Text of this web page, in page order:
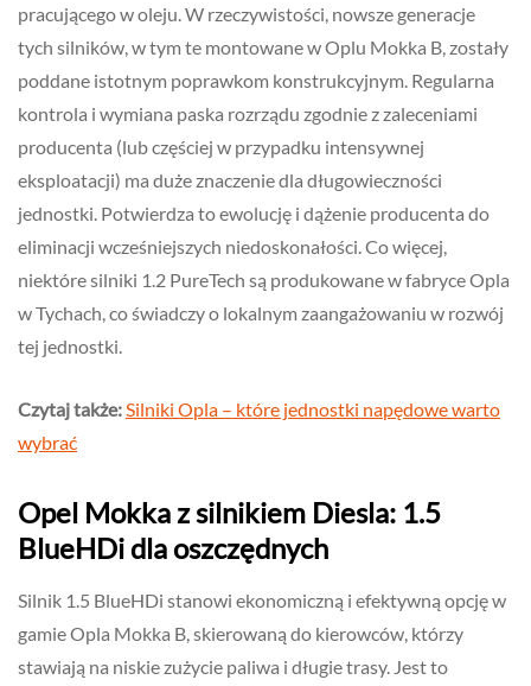
pracującego w oleju. W rzeczywistości, nowsze generacje
tych silników, w tym te montowane w Oplu Mokka B, zostały
poddane istotnym poprawkom konstrukcyjnym. Regularna
kontrola i wymiana paska rozrządu zgodnie z zaleceniami
producenta (lub częściej w przypadku intensywnej
eksploatacji) ma duże znaczenie dla długowieczności
jednostki. Potwierdza to ewolucję i dążenie producenta do
eliminacji wcześniejszych niedoskonałości. Co więcej,
niektóre silniki 1.2 PureTech są produkowane w fabryce Opla
w Tychach, co świadczy o lokalnym zaangażowaniu w rozwój
tej jednostki.
Czytaj także: Silniki Opla – które jednostki napędowe warto
wybrać
Opel Mokka z silnikiem Diesla: 1.5
BlueHDi dla oszczędnych
Silnik 1.5 BlueHDi stanowi ekonomiczną i efektywną opcję w
gamie Opla Mokka B, skierowaną do kierowców, którzy
stawiają na niskie zużycie paliwa i długie trasy. Jest to